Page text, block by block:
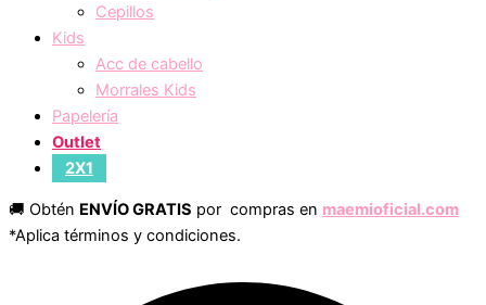
Cepillos
Kids
Acc de cabello
Morrales Kids
Papelería
Outlet
2X1
🚚 Obtén ENVÍO GRATIS por compras en maemioficial.com
*Aplica términos y condiciones.